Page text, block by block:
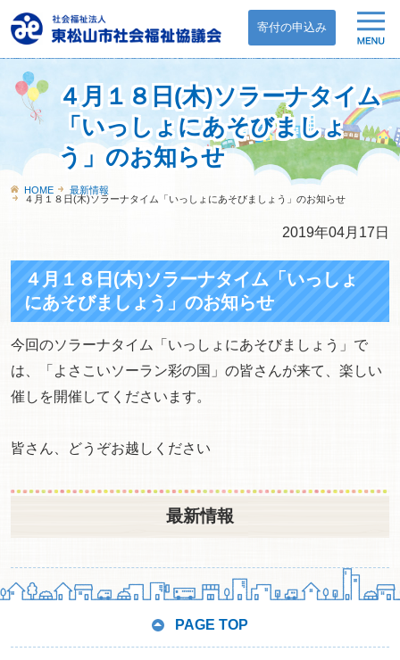
寄付の申込み
４月１８日(木)ソラーナタイム
「いっしょにあそびましょ
う」のお知らせ
HOME
最新情報
４月１８日(木)ソラーナタイム「いっしょにあそびましょう」のお知らせ
2019年04月17日
４月１８日(木)ソラーナタイム「いっしょ
にあそびましょう」のお知らせ
今回のソラーナタイム「いっしょにあそびましょう」で
は、「よさこいソーラン彩の国」の皆さんが来て、楽しい
催しを開催してくださいます。
皆さん、どうぞお越しください
最新情報
PAGE TOP